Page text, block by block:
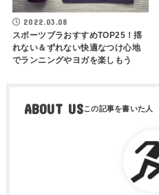
2022.03.08
スポーツブラおすすめTOP25！揺
れない＆ずれない快適なつけ心地
でランニングやヨガを楽しもう
ABOUT US